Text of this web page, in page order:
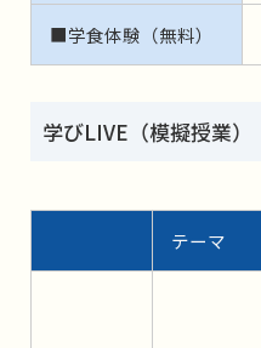
■学食体験（無料）
学びLIVE（模擬授業）
テーマ